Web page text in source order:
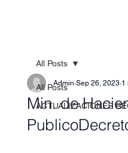
All Posts
ACTUALIZACIONES
All Posts
Min. de
Admin Sep 26, 2023 1